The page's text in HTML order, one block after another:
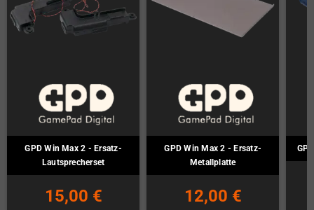
GPD Win Max 2 - Ersatz-
Lautsprecherset
15,00 €
GPD Win Max 2 - Ersatz-
Metallplatte
12,00 €